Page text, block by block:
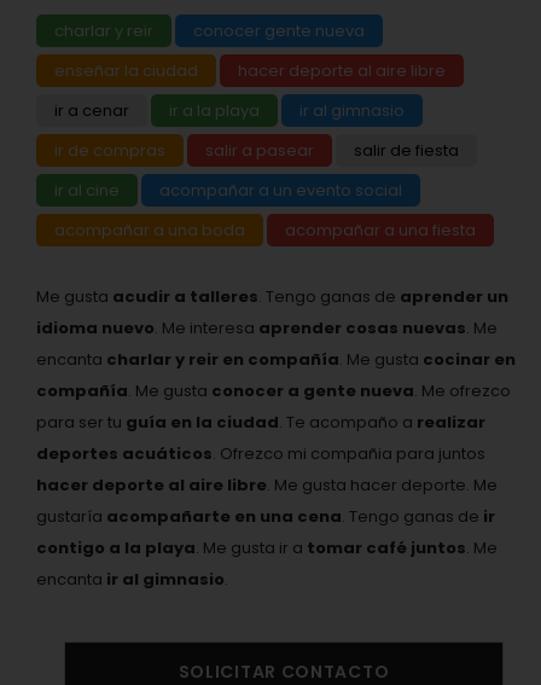
charlar y reir
conocer gente nueva
enseñar la ciudad
hacer deporte al aire libre
ir a cenar
ir a la playa
ir al gimnasio
ir de compras
salir a pasear
salir de fiesta
ir al cine
acompañar a un evento social
acompañar a una boda
acompañar a una fiesta
Me gusta acudir a talleres. Tengo ganas de aprender un
idioma nuevo. Me interesa aprender cosas nuevas. Me
encanta charlar y reir en compañía. Me gusta cocinar en
compañía. Me gusta conocer a gente nueva. Me ofrezco
para ser tu guía en la ciudad. Te acompaño a realizar
deportes acuáticos. Ofrezco mi compañia para juntos
hacer deporte al aire libre. Me gusta hacer deporte. Me
gustaría acompañarte en una cena. Tengo ganas de ir
contigo a la playa. Me gusta ir a tomar café juntos. Me
encanta ir al gimnasio.
SOLICITAR CONTACTO